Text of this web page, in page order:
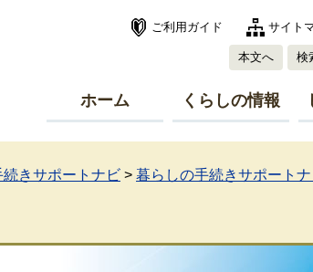
ご利用ガイド サイト
本文へ 検
ホーム くらしの情報
きサポートナビ > 暮らしの手続きサポート